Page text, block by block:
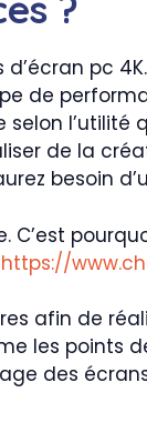
pc
de
l’utilité
de la
besoin
https://
afin de
les points
des